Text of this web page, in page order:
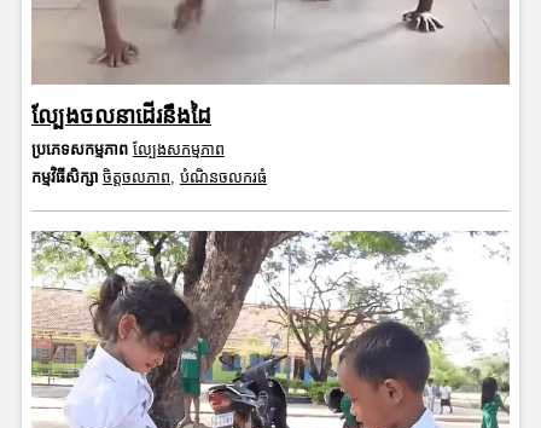
ល្បែងចលនាដើរនឹងដៃ
ប្រភេទសកម្មភាព ល្បែងសកម្មភាព
កម្មវិធីសិក្សា ចិត្តចលភាព បំណិនចលករធំ